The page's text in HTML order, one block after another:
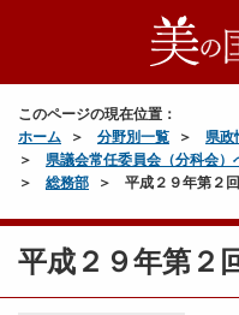
このページの現在位置：
ホーム
分野別一覧
県政
県議会常任委員会（分科会）
総務部
平成２９年第２
平成２９年第２